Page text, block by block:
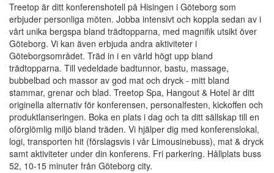
Treetop är ditt konferenshotell på Hisingen i Göteborg som
erbjuder personliga möten. Jobba intensivt och koppla sedan av i
vårt unika bergspa bland trädtopparna, med magnifik utsikt över
Göteborg. Vi kan även erbjuda andra aktiviteter i
Göteborgsområdet. Träd in i en värld högt upp bland
trädtopparna. Till vedeldade badtunnor, bastu, massage,
bubbelbad och massor av god mat och dryck - mitt bland
stammar, grenar och blad. Treetop Spa, Hangout & Hotel är ditt
originella alternativ för konferensen, personalfesten, kickoffen och
produktlanseringen. Boka en plats i dag och ta ditt sällskap till en
oförglömlig miljö bland träden. Vi hjälper dig med konferenslokal,
logi, transporten hit (förslagsvis i vår Limousinebuss), mat & dryck
samt aktiviteter under din konferens. Fri parkering. Hållplats buss
52, 10-15 minuter från Göteborg city.